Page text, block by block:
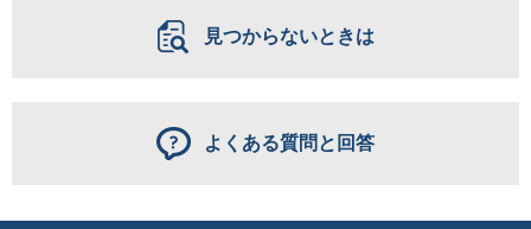
見つからないときは
よくある質問と回答